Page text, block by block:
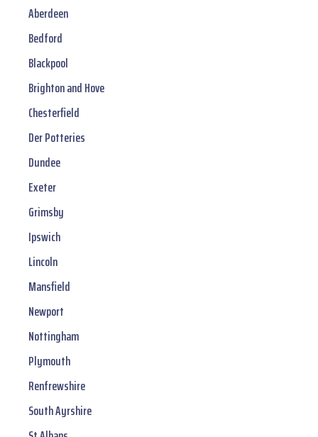
Aberdeen
Bedford
Blackpool
Brighton and Hove
Chesterfield
Der Potteries
Dundee
Exeter
Grimsby
Ipswich
Lincoln
Mansfield
Newport
Nottingham
Plymouth
Renfrewshire
South Ayrshire